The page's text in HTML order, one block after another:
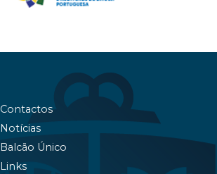
Contactos
Notícias
Balcão Único
Links